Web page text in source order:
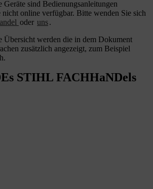
Geräte sind Bedienungsanleitungen
nicht online verfügbar. Bitte wenden Sie sich
oder uns.
Übersicht werden die in dem Dokument
zusätzlich angezeigt, zum Beispiel
STIHL FACHHaNDels